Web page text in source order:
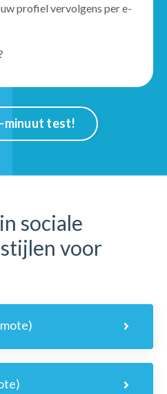
profielvervolgens per e-
minuut test!
sociale
voor